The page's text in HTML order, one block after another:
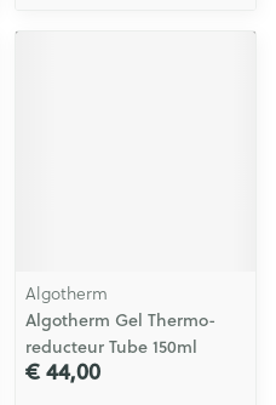
Algotherm
Algotherm Gel Thermo-
reducteur Tube 150ml
€ 44,00